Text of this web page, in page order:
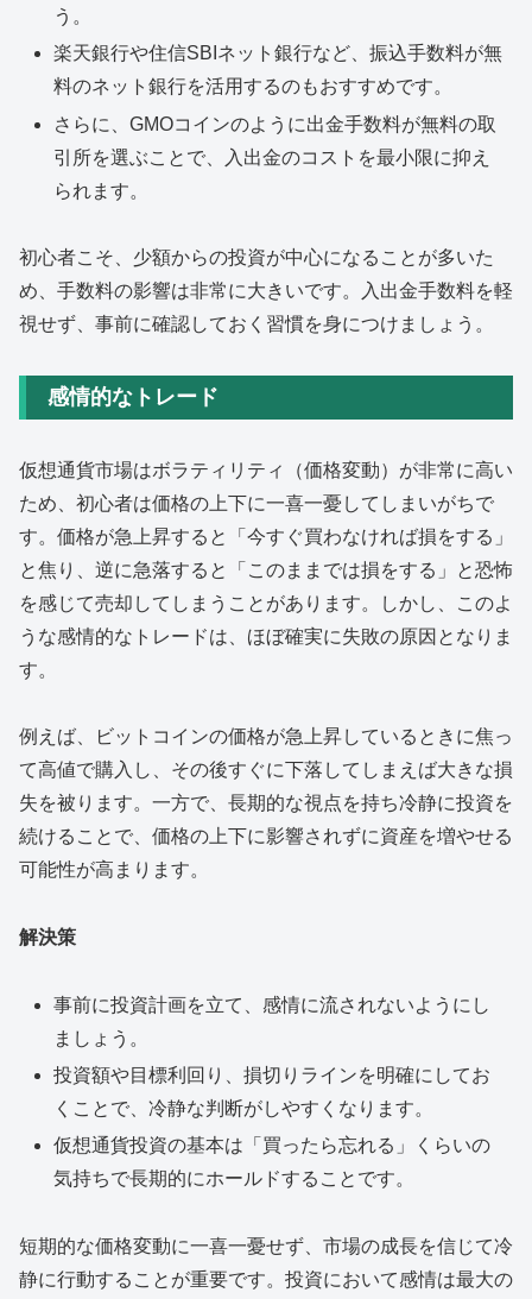
う。
楽天銀行や住信SBIネット銀行など、振込手数料が無
料のネット銀行を活用するのもおすすめです。
さらに、GMOコインのように出金手数料が無料の取
引所を選ぶことで、入出金のコストを最小限に抑え
られます。
初心者こそ、少額からの投資が中心になることが多いた
め、手数料の影響は非常に大きいです。入出金手数料を軽
視せず、事前に確認しておく習慣を身につけましょう。
感情的なトレード
仮想通貨市場はボラティリティ（価格変動）が非常に高い
ため、初心者は価格の上下に一喜一憂してしまいがちで
す。価格が急上昇すると「今すぐ買わなければ損をする」
と焦り、逆に急落すると「このままでは損をする」と恐怖
を感じて売却してしまうことがあります。しかし、このよ
うな感情的なトレードは、ほぼ確実に失敗の原因となりま
す。
例えば、ビットコインの価格が急上昇しているときに焦っ
て高値で購入し、その後すぐに下落してしまえば大きな損
失を被ります。一方で、長期的な視点を持ち冷静に投資を
続けることで、価格の上下に影響されずに資産を増やせる
可能性が高まります。
解決策
事前に投資計画を立て、感情に流されないようにし
ましょう。
投資額や目標利回り、損切りラインを明確にしてお
くことで、冷静な判断がしやすくなります。
仮想通貨投資の基本は「買ったら忘れる」くらいの
気持ちで長期的にホールドすることです。
短期的な価格変動に一喜一憂せず、市場の成長を信じて冷
静に行動することが重要です。投資において感情は最大の